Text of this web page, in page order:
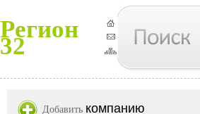
Регион
32
Добавить компанию